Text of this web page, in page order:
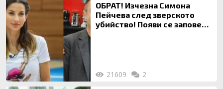
ОБРАТ! Изчезна Симона
Пейчева след зверското
убийство! Появи се заповед
21609 2